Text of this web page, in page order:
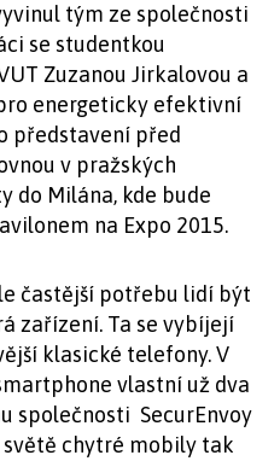
tým ze společnosti
se studentkou
Zuzanou Jirkalovou a
energeticky efektivní
představení před
v pražských
do Milána, kde bude
na Expo 2015.
častější potřebu lidí být
zařízení. Ta se vybíjejí
klasické telefony. V
vlastní už dva
společnosti SecurEnvoy
chytré mobily tak